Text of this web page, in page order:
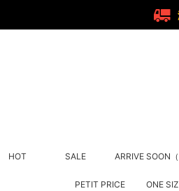
HOT SALE ARRIVE SOON
PETIT PRICE ONE